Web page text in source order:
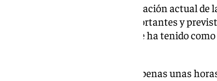
«Todo el mundo sabe que la situación actual
pérdidas económicas muy importantes y
Nuestro grupo inversor siempre ha tenido
La comparecencia se produjo apenas unas